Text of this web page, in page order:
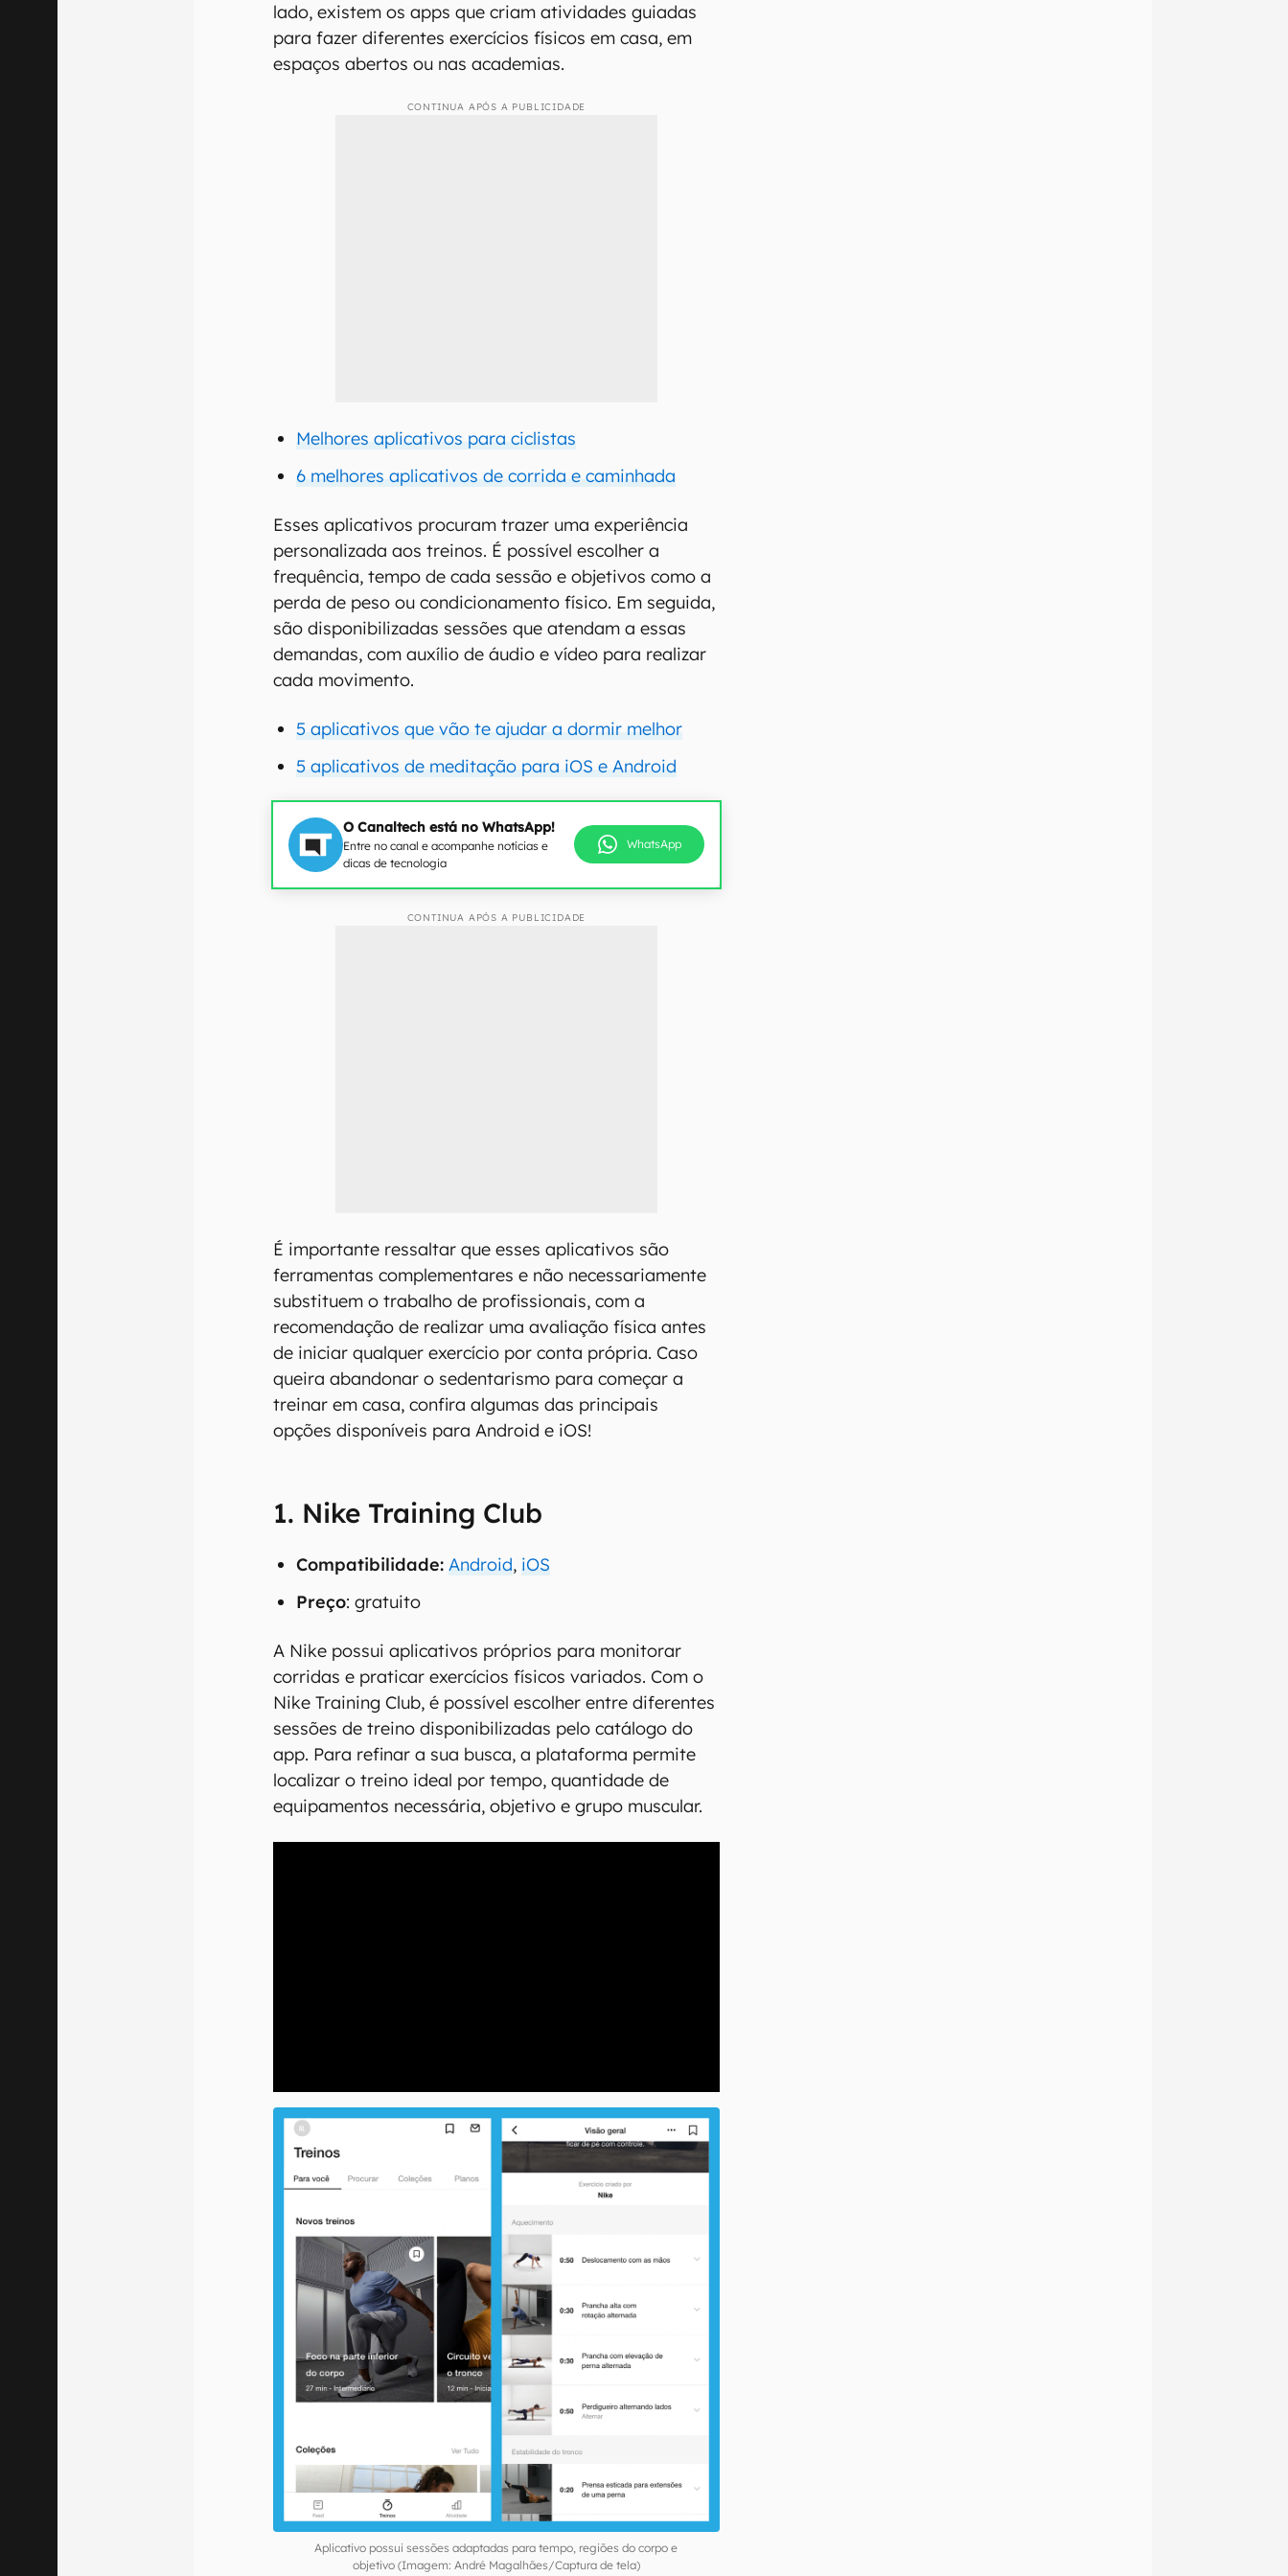
lado, existem os apps que criam atividades guiadas
para fazer diferentes exercícios físicos em casa, em
espaços abertos ou nas academias.
CONTINUA APÓS A PUBLICIDADE
Melhores aplicativos para ciclistas
6 melhores aplicativos de corrida e caminhada
Esses aplicativos procuram trazer uma experiência
personalizada aos treinos. É possível escolher a
frequência, tempo de cada sessão e objetivos como a
perda de peso ou condicionamento físico. Em seguida,
são disponibilizadas sessões que atendam a essas
demandas, com auxílio de áudio e vídeo para realizar
cada movimento.
5 aplicativos que vão te ajudar a dormir melhor
5 aplicativos de meditação para iOS e Android
O Canaltech está no WhatsApp!
Entre no canal e acompanhe notícias e
dicas de tecnologia
WhatsApp
CONTINUA APÓS A PUBLICIDADE
É importante ressaltar que esses aplicativos são
ferramentas complementares e não necessariamente
substituem o trabalho de profissionais, com a
recomendação de realizar uma avaliação física antes
de iniciar qualquer exercício por conta própria. Caso
queira abandonar o sedentarismo para começar a
treinar em casa, confira algumas das principais
opções disponíveis para Android e iOS!
1. Nike Training Club
Compatibilidade: Android, iOS
Preço: gratuito
A Nike possui aplicativos próprios para monitorar
corridas e praticar exercícios físicos variados. Com o
Nike Training Club, é possível escolher entre diferentes
sessões de treino disponibilizadas pelo catálogo do
app. Para refinar a sua busca, a plataforma permite
localizar o treino ideal por tempo, quantidade de
equipamentos necessária, objetivo e grupo muscular.
Aplicativo possui sessões adaptadas para tempo, regiões do corpo e
objetivo (Imagem: André Magalhães/Captura de tela)